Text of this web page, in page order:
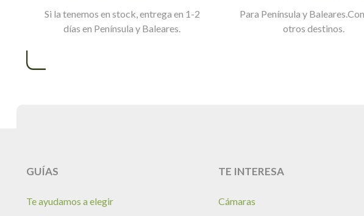
Si la tenemos en stock, entrega en 1-2
días en Península y Baleares.
Para Península y
otros destinos.
GUÍAS
Te ayudamos a elegir
TE INTERESA
Cámaras